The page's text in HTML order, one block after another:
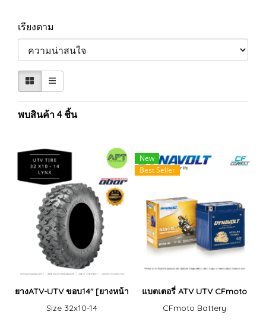
เรียงตาม
พบสินค้า 4 ชิ้น
ยางATV-UTV ขอบ14" [ยางหน้า-หลัง]
Size 32x10-14
New
Best Seller
แบตเตอรี่ ATV UTV CFmoto
CFmoto Battery